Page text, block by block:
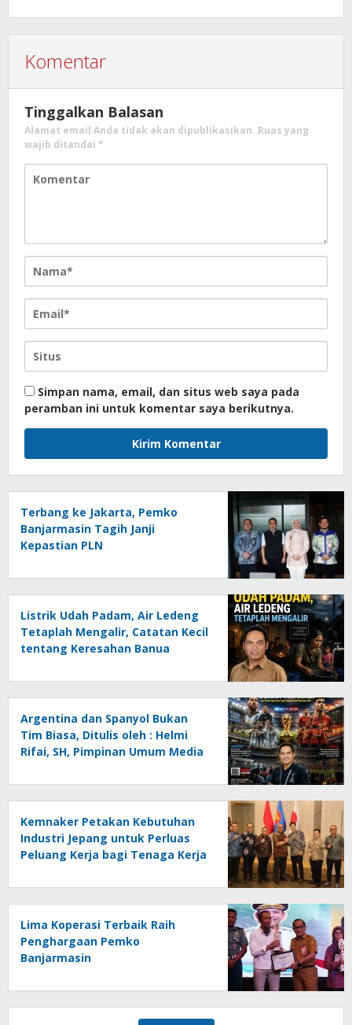
Komentar
Tinggalkan Balasan
Alamat email Anda tidak akan dipublikasikan. Ruas yang
wajib ditandai *
Simpan nama, email, dan situs web saya pada
peramban ini untuk komentar saya berikutnya.
Terbang ke Jakarta, Pemko
Banjarmasin Tagih Janji
Kepastian PLN
Listrik Udah Padam, Air Ledeng
Tetaplah Mengalir, Catatan Kecil
tentang Keresahan Banua
Ancaman Lingkungan, Oleh :
Helmi Rifai, SH
Argentina dan Spanyol Bukan
Tim Biasa, Ditulis oleh : Helmi
Rifai, SH, Pimpinan Umum Media
Kemnaker Petakan Kebutuhan
Industri Jepang untuk Perluas
Peluang Kerja bagi Tenaga Kerja
Lima Koperasi Terbaik Raih
Penghargaan Pemko
Banjarmasin